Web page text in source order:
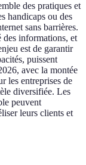
des pratiques et
handicaps ou des
sans barrières.
des informations, et
est de garantir
puissent
avec la montée
les entreprises de
diversifiée. Les
peuvent
leurs clients et